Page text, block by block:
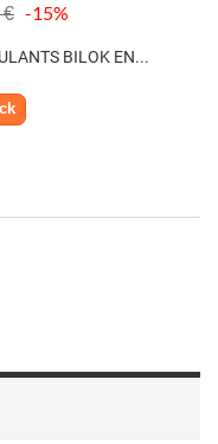
€ -15%
BILOK EN...